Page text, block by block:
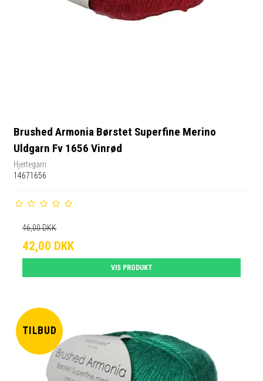
Brushed Armonia Børstet Superfine Merino
Uldgarn Fv 1656 Vinrød
Hjertegarn
14671656
46,00 DKK
42,00 DKK
VIS PRODUKT
TILBUD